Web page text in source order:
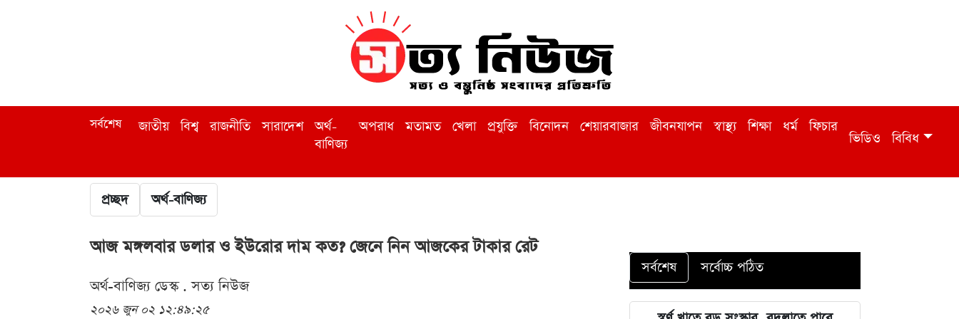
সর্বশেষ জাতীয় বিশ্ব রাজনীতি সারাদেশ
অর্থ-
বাণিজ্য
অপরাধ মতামত খেলা প্রযুক্তি বিনোদন শেয়ারবাজার জীবনযাপন স্বাস্থ্য শিক্ষা ধর্ম ফিচার
ভিডিও বিবিধ
প্রচ্ছদ অর্থ-বাণিজ্য
আজ মঙ্গলবার ডলার ও ইউরোর দাম কত? জেনে নিন আজকের টাকার রেট
অর্থ-বাণিজ্য ডেস্ক . সত্য নিউজ
২০২৬ জুন ০২ ১২:৪৯:২৫
সর্বশেষ সর্বোচ্চ পঠিত